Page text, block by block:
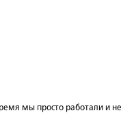
мы просто работали и